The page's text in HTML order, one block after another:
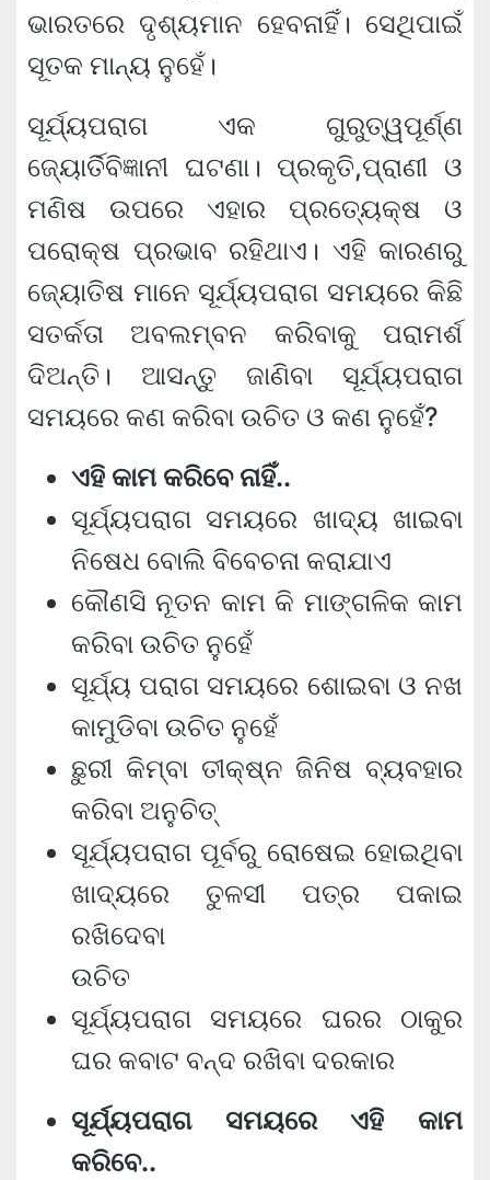
ଭାରତରେ ଦୃଶ୍ୟମାନ ହେବନାହିଁ। ସେଥିପାଇଁ
ସୂତକ ମାନ୍ୟ ନୁହେଁ।
ସୂର୍ଯ୍ୟପରାଗ ଏକ ଗୁରୁତ୍ୱପୂର୍ଣ୍ଣ
ଜ୍ୟୋର୍ତିବିଜ୍ଞାନୀ ଘଟଣା। ପ୍ରକୃତି,ପ୍ରାଣୀ ଓ
ମଣିଷ ଉପରେ ଏହାର ପ୍ରତ୍ୟେକ୍ଷ ଓ
ପରୋକ୍ଷ ପ୍ରଭାବ ରହିଥାଏ। ଏହି କାରଣରୁ
ଜ୍ୟୋତିଷ ମାନେ ସୂର୍ଯ୍ୟପରାଗ ସମୟରେ କିଛି
ସତର୍କତା ଅବଲମ୍ବନ କରିବାକୁ ପରାମର୍ଶ
ଦିଅନ୍ତି। ଆସନ୍ତୁ ଜାଣିବା ସୂର୍ଯ୍ୟପରାଗ
ସମୟରେ କଣ କରିବା ଉଚିତ ଓ କଣ ନୁହେଁ?
ଏହି କାମ କରିବେ ନାହିଁ..
ସୂର୍ଯ୍ୟପରାଗ ସମୟରେ ଖାଦ୍ୟ ଖାଇବା
ନିଷେଧ ବୋଲି ବିବେଚନା କରାଯାଏ
କୌଣସି ନୂତନ କାମ କି ମାଙ୍ଗଳିକ କାମ
କରିବା ଉଚିତ ନୁହେଁ
ସୂର୍ଯ୍ୟ ପରାଗ ସମୟରେ ଶୋଇବା ଓ ନଖ
କାମୁଡିବା ଉଚିତ ନୁହେଁ
ଛୁରୀ କିମ୍ବା ତୀକ୍ଷ୍ନ ଜିନିଷ ବ୍ୟବହାର
କରିବା ଅନୁଚିତ୍‌
ସୂର୍ଯ୍ୟପରାଗ ପୂର୍ବରୁ ରୋଷେଇ ହୋଇଥିବା
ଖାଦ୍ୟରେ ତୁଳସୀ ପତ୍ର ପକାଇ
ରଖିଦେବା
ଉଚିତ
ସୂର୍ଯ୍ୟପରାଗ ସମୟରେ ଘରର ଠାକୁର
ଘର କବାଟ ବନ୍ଦ ରଖିବା ଦରକାର
ସୂର୍ଯ୍ୟପରାଗ ସମୟରେ ଏହି କାମ
କରିବେ..